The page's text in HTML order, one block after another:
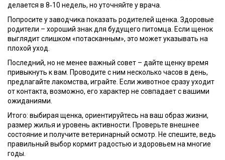
делается в 8‑10 недель, но уточняйте у врача.
Попросите у заводчика показать родителей щенка. Здоровые
родители – хороший знак для будущего питомца. Если щенок
выглядит слишком «потасканным», это может указывать на
плохой уход.
Последний, но не менее важный совет – дайте щенку время
привыкнуть к вам. Проводите с ним несколько часов в день,
предлагайте лакомства, играйте. Если животное сразу уходит
от контакта, возможно, его характер не совпадает с вашими
ожиданиями.
Итого: выбирая щенка, ориентируйтесь на ваш образ жизни,
размер жилья и уровень активности. Проверьте внешнее
состояние и получите ветеринарный осмотр. Не спешите, ведь
правильный выбор кормит радостью и здоровьем на многие
годы.